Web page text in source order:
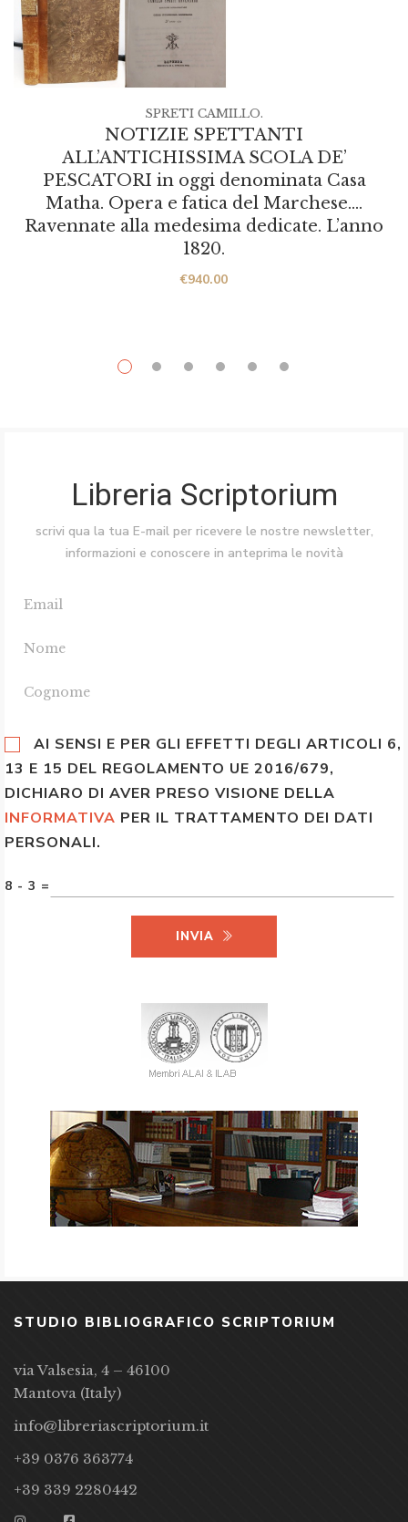
NOTIZIE SPETTANTI
ALL’ANTICHISSIMA SCOLA DE’
PESCATORI in oggi denominata Casa
Matha. Opera e fatica del Marchese….
Ravennate alla medesima dedicate. L’anno
1820.
€940.00
SPRETI CAMILLO.
Libreria Scriptorium
scrivi qua la tua E-mail per ricevere le nostre newsletter,
informazioni e conoscere in anteprima le novità
AI SENSI E PER GLI EFFETTI DEGLI ARTICOLI 6,
13 E 15 DEL REGOLAMENTO UE 2016/679,
DICHIARO DI AVER PRESO VISIONE DELLA
INFORMATIVA PER IL TRATTAMENTO DEI DATI
PERSONALI.
8 - 3 =
INVIA
STUDIO BIBLIOGRAFICO SCRIPTORIUM
via Valsesia, 4 – 46100
Mantova (Italy)
info@libreriascriptorium.it
+39 0376 363774
+39 339 2280442